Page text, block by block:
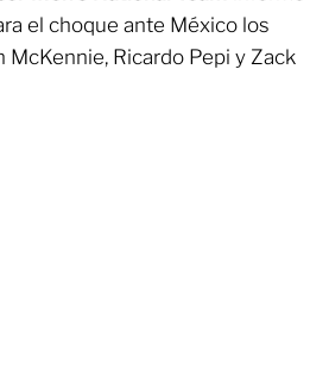
el choque ante México los
Ricardo Pepi y Zack